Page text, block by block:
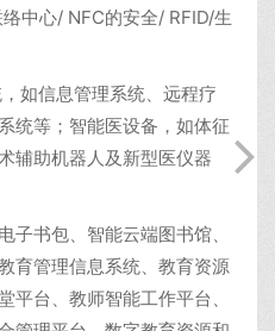
中心/ NFC的安全/ RFID/生
信息管理系统、远程疗
统等；智能医设备，如体征
辅助机器人及新型医仪器
书包、智能云端图书馆、
育管理信息系统、教育资源
平台、教师智能工作平台、